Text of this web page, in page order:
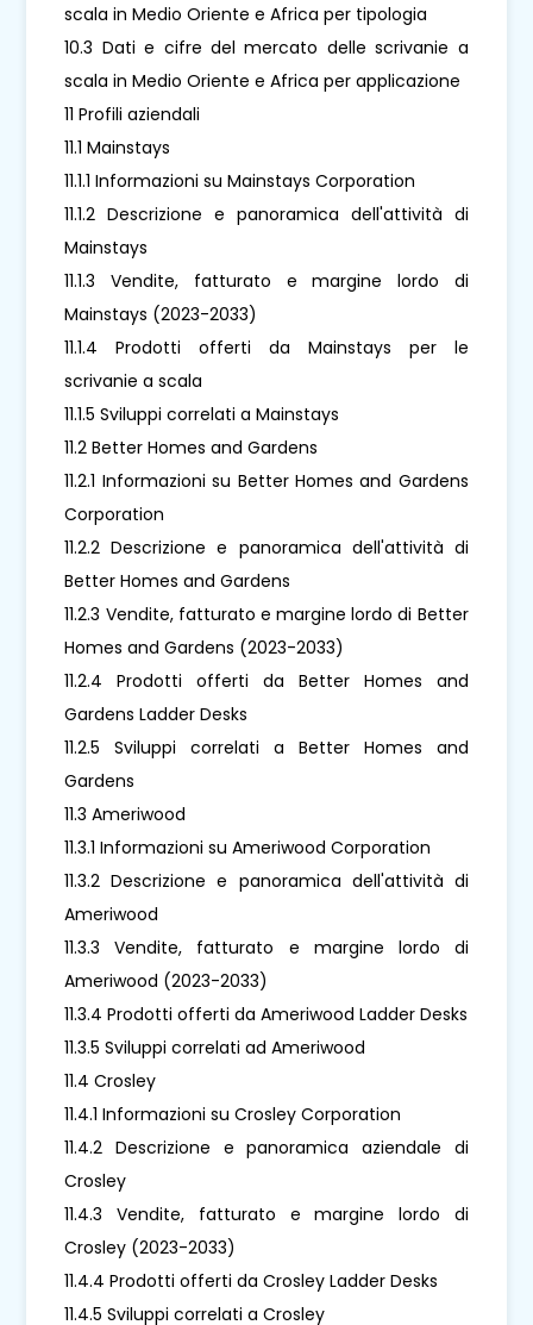
scala in Medio Oriente e Africa per tipologia
10.3 Dati e cifre del mercato delle scrivanie a
scala in Medio Oriente e Africa per applicazione
11 Profili aziendali
11.1 Mainstays
11.1.1 Informazioni su Mainstays Corporation
11.1.2 Descrizione e panoramica dell'attività di
Mainstays
11.1.3 Vendite, fatturato e margine lordo di
Mainstays (2023-2033)
11.1.4 Prodotti offerti da Mainstays per le
scrivanie a scala
11.1.5 Sviluppi correlati a Mainstays
11.2 Better Homes and Gardens
11.2.1 Informazioni su Better Homes and Gardens
Corporation
11.2.2 Descrizione e panoramica dell'attività di
Better Homes and Gardens
11.2.3 Vendite, fatturato e margine lordo di Better
Homes and Gardens (2023-2033)
11.2.4 Prodotti offerti da Better Homes and
Gardens Ladder Desks
11.2.5 Sviluppi correlati a Better Homes and
Gardens
11.3 Ameriwood
11.3.1 Informazioni su Ameriwood Corporation
11.3.2 Descrizione e panoramica dell'attività di
Ameriwood
11.3.3 Vendite, fatturato e margine lordo di
Ameriwood (2023-2033)
11.3.4 Prodotti offerti da Ameriwood Ladder Desks
11.3.5 Sviluppi correlati ad Ameriwood
11.4 Crosley
11.4.1 Informazioni su Crosley Corporation
11.4.2 Descrizione e panoramica aziendale di
Crosley
11.4.3 Vendite, fatturato e margine lordo di
Crosley (2023-2033)
11.4.4 Prodotti offerti da Crosley Ladder Desks
11.4.5 Sviluppi correlati a Crosley